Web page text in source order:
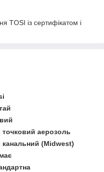
TOSI із сертифікатом і
точковий аерозоль
канальний (Midwest)